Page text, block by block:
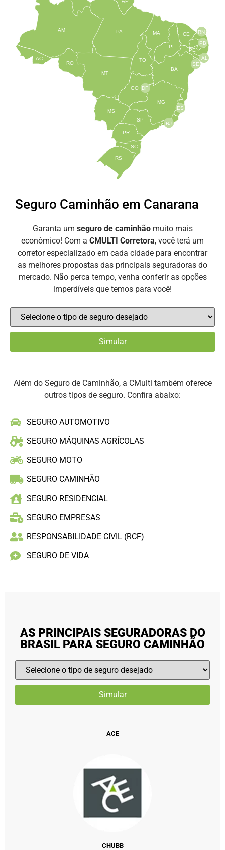
TO
BA
SE
PE
AL
RN
CE
PI
MA
PA
AM
AC
RO
MT
MS
GO
PR
SC
RS
SP
MG
RJ
ES
DF
PB
Seguro Caminhão em Canarana
Garanta um seguro de caminhão muito mais
econômico! Com a CMULTI Corretora, você terá um
corretor especializado em cada cidade para encontrar
as melhores propostas das principais seguradoras do
mercado. Não perca tempo, venha conferir as opções
imperdíveis que temos para você!
Além do Seguro de Caminhão, a CMulti também oferece
outros tipos de seguro. Confira abaixo:
SEGURO AUTOMOTIVO
SEGURO MÁQUINAS AGRÍCOLAS
SEGURO MOTO
SEGURO CAMINHÃO
SEGURO RESIDENCIAL
SEGURO EMPRESAS
RESPONSABILIDADE CIVIL (RCF)
SEGURO DE VIDA
AS PRINCIPAIS SEGURADORAS DO
BRASIL PARA SEGURO CAMINHÃO
ACE
CHUBB